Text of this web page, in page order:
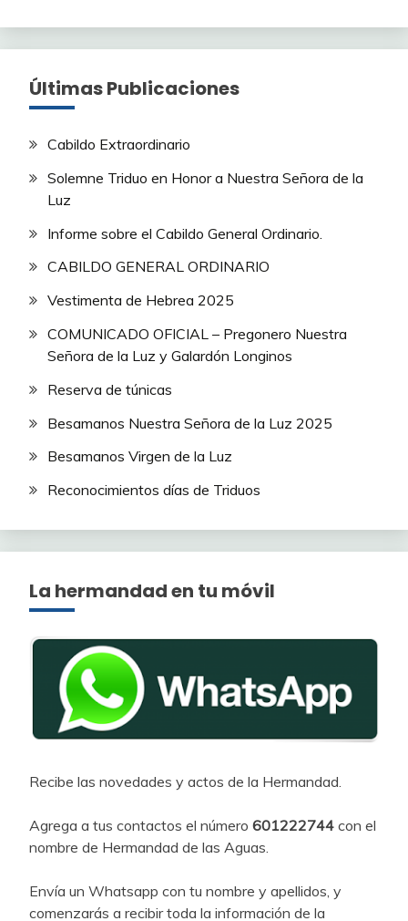
Últimas Publicaciones
Cabildo Extraordinario
Solemne Triduo en Honor a Nuestra Señora de la
Luz
Informe sobre el Cabildo General Ordinario.
CABILDO GENERAL ORDINARIO
Vestimenta de Hebrea 2025
COMUNICADO OFICIAL – Pregonero Nuestra
Señora de la Luz y Galardón Longinos
Reserva de túnicas
Besamanos Nuestra Señora de la Luz 2025
Besamanos Virgen de la Luz
Reconocimientos días de Triduos
La hermandad en tu móvil
Recibe las novedades y actos de la Hermandad.
Agrega a tus contactos el número 601222744 con el
nombre de Hermandad de las Aguas.
Envía un Whatsapp con tu nombre y apellidos, y
comenzarás a recibir toda la información de la